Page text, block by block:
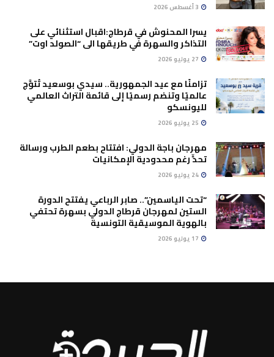
يسرا المحنوش في قرطاج:اقبال استثنائي على
التذاكر والسهرة في طريقها الى “الصولد اوت”
تزامنًا مع عيد الجمهورية.. سيدي بوسعيد تُتوَّج
عالميًا وتنضم رسميًا إلى قائمة التراث العالمي
لليونسكو
مهرجان باجة الدولي: افتتاح بطعم الطرب ورسالة
تحدٍّ رغم محدودية الإمكانيات
“تحت الياسمين”.. صابر الرباعي يفتتح الدورة
الستين لمهرجان قرطاج الدولي بسهرة تحتفي
بالهوية الموسيقية التونسية